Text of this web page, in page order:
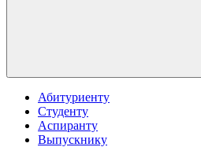
Абитуриенту
Студенту
Аспиранту
Выпускнику